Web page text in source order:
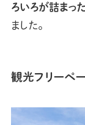
ろいろが詰まった
ました。
観光フリーペ